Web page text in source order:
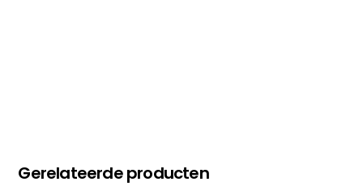
Gerelateerde producten